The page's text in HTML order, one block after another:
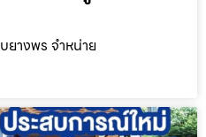
ยางพร จำหน่าย